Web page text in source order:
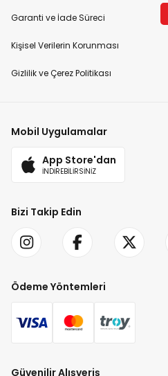
Garanti ve İade Süreci
Kişisel Verilerin Korunması
Gizlilik ve Çerez Politikası
Mobil Uygulamalar
App Store'dan
İNDİREBİLİRSİNİZ
Bizi Takip Edin
Ödeme Yöntemleri
Güvenilir Alışveriş